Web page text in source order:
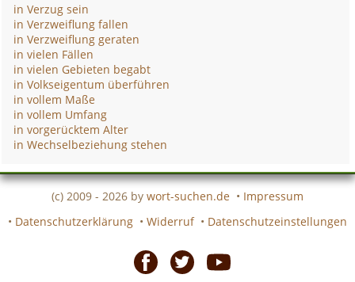
in Verzug sein
in Verzweiflung fallen
in Verzweiflung geraten
in vielen Fällen
in vielen Gebieten begabt
in Volkseigentum überführen
in vollem Maße
in vollem Umfang
in vorgerücktem Alter
in Wechselbeziehung stehen
(c) 2009 - 2026 by wort-suchen.de • Impressum
• Datenschutzerklärung • Widerruf • Datenschutzeinstellungen